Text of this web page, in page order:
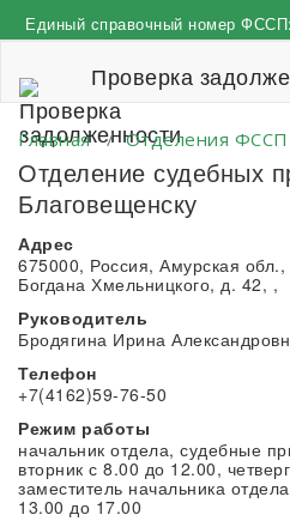
к
Единый справочный номер ФССП:
Проверка
Главная/Отделения ФССП
Отделение судебных
Благовещенску
Адрес
675000, Россия, Амурская
Богдана Хмельницкого, д. 42, ,
Руководитель
Бродягина Ирина
Телефон
+7(4162)59-76-50
Режим работы
начальник отдела, судебные
вторник с 8.00 до 12.00,
заместитель начальника
13.00 до 17.00